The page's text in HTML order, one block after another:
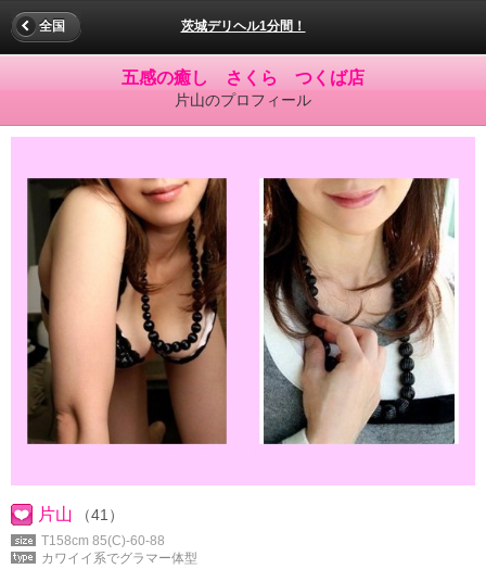
茨城デリヘル1分間！
全国
五感の癒し さくら つくば店
片山のプロフィール
片山 （41）
T158cm 85(C)-60-88
カワイイ系でグラマー体型